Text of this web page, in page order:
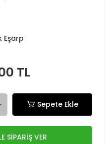
Eşarp
TL
Sepete Ekle
SİPARİŞ VER